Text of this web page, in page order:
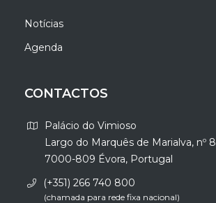
Notícias
Agenda
CONTACTOS
Palácio do Vimioso
Largo do Marquês de Marialva, nº 8
7000-809 Évora, Portugal
(+351) 266 740 800
(chamada para rede fixa nacional)